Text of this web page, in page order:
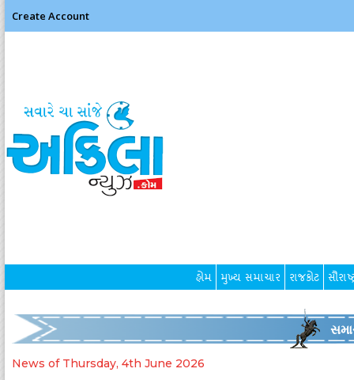
Create Account
હોમ મુખ્ય સમાચાર રાજકોટ
News of Thursday, 4th June 2026